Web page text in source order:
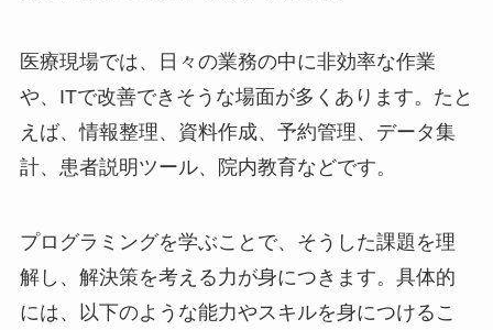
医療現場では、日々の業務の中に非効率な作業
や、ITで改善できそうな場面が多くあります。たと
えば、情報整理、資料作成、予約管理、データ集
計、患者説明ツール、院内教育などです。
プログラミングを学ぶことで、そうした課題を理
解し、解決策を考える力が身につきます。具体的
には、以下のような能力やスキルを身につけるこ